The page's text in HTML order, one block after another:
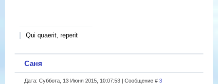
Qui quaerit, reperit
Саня
Дата: Суббота, 13 Июня 2015, 10:07:53 | Сообщение # 3